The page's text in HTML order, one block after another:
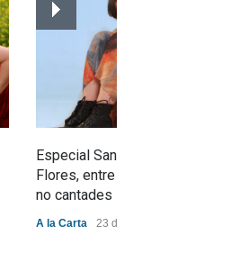
s’avancen a
l’himne definitiu,
Especial Sant Jordi: Mabel
Flores, entre dracs i veritats
no cantades
A la Carta 23 d'abril de 2026